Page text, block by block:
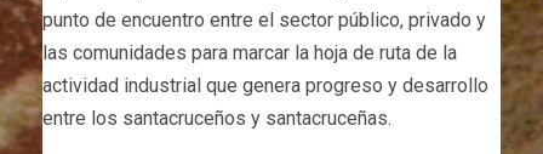
punto de encuentro entre el sector público, privado y
las comunidades para marcar la hoja de ruta de la
actividad industrial que genera progreso y desarrollo
entre los santacruceños y santacruceñas.